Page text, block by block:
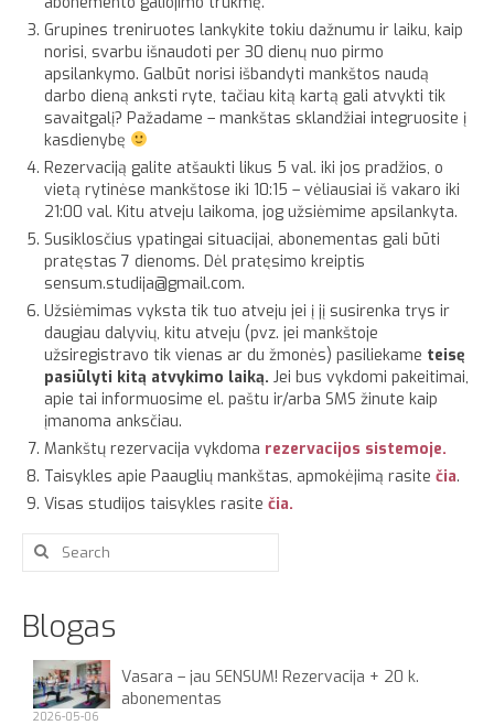
Grupines treniruotes lankykite tokiu dažnumu ir laiku, kaip
norisi, svarbu išnaudoti per 30 dienų nuo pirmo
apsilankymo. Galbūt norisi išbandyti mankštos naudą
darbo dieną anksti ryte, tačiau kitą kartą gali atvykti tik
savaitgalį? Pažadame – mankštas sklandžiai integruosite į
kasdienybę
Rezervaciją galite atšaukti likus 5 val. iki jos pradžios, o
vietą rytinėse mankštose iki 10:15 – vėliausiai iš vakaro iki
21:00 val. Kitu atveju laikoma, jog užsiėmime apsilankyta.
Susiklosčius ypatingai situacijai, abonementas gali būti
pratęstas 7 dienoms. Dėl pratęsimo kreiptis
sensum.studija@gmail.com.
Užsiėmimas vyksta tik tuo atveju jei į jį susirenka trys ir
daugiau dalyvių, kitu atveju (pvz. jei mankštoje
užsiregistravo tik vienas ar du žmonės) pasiliekame teisę
pasiūlyti kitą atvykimo laiką. Jei bus vykdomi pakeitimai,
apie tai informuosime el. paštu ir/arba SMS žinute kaip
įmanoma anksčiau.
Mankštų rezervacija vykdoma rezervacijos sistemoje.
Taisykles apie Paauglių mankštas, apmokėjimą rasite čia.
Visas studijos taisykles rasite čia.
Search
for:
Blogas
Vasara – jau SENSUM! Rezervacija + 20 k.
abonementas
2026-05-06